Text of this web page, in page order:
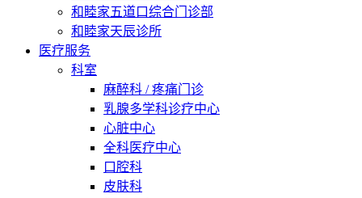
和睦家五道口综合门诊部
和睦家天辰诊所
医疗服务
科室
麻醉科 / 疼痛门诊
乳腺多学科诊疗中心
心脏中心
全科医疗中心
口腔科
皮肤科